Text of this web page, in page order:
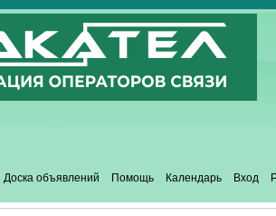
Доска объявлений Помощь Календарь Вход